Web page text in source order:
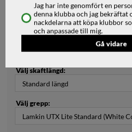
Välj loft:
Välj skaft:
Välj skaftlängd:
Välj grepp:
Jag har inte genomfört en
denna klubba och jag bekräftat
nackdelarna att köpa klubbor
och anpassade till mig.
Gå vidare